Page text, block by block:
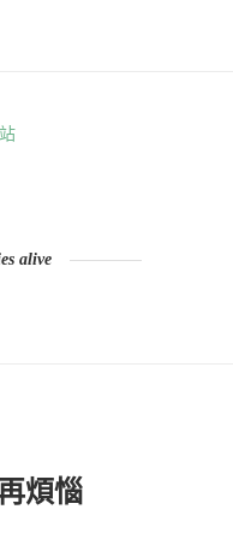
alive
煩惱